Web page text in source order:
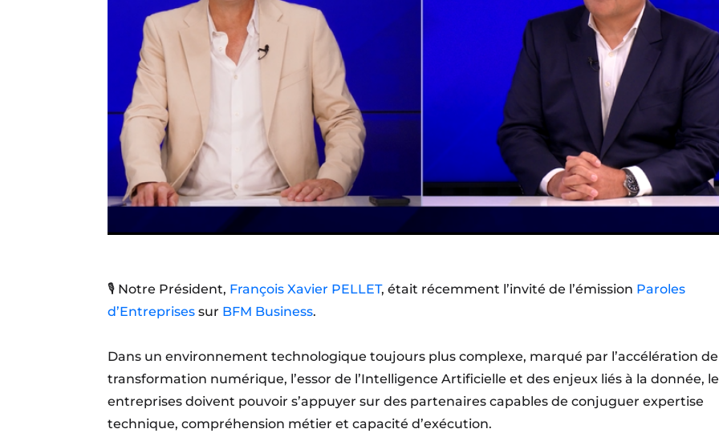
🎙️ Notre Président, François Xavier PELLET, était récemment l’invité de l’émission Paroles
d’Entreprises sur BFM Business.
Dans un environnement technologique toujours plus complexe, marqué par l’accélération
transformation numérique, l’essor de l’Intelligence Artificielle et des enjeux liés à la donnée,
entreprises doivent pouvoir s’appuyer sur des partenaires capables de conjuguer expertise
technique, compréhension métier et capacité d’exécution.